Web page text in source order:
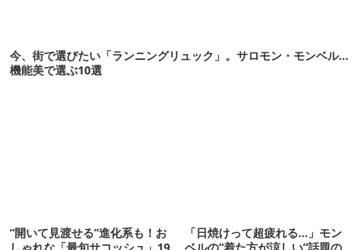
今、街で選びたい「ランニングリュック」。サロモン・モンベル…
機能美で選ぶ10選
“開いて見渡せる”進化系も！お
「日焼けって超疲れる…」モン